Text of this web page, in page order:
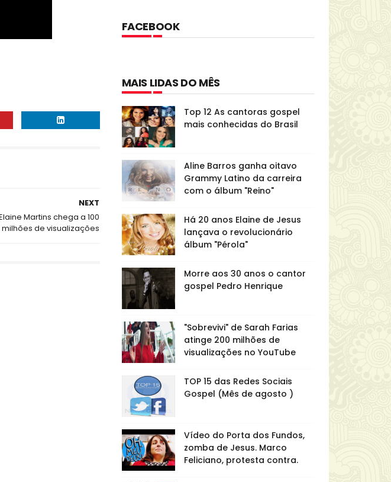
NEXT
Martins chega a 100
milhões de visualizações
FACEBOOK
MAIS LIDAS DO MÊS
Top 12 As cantoras gospel
mais conhecidas do Brasil
Aline Barros ganha oitavo
Grammy Latino da carreira
com o álbum "Reino"
Há 20 anos Elaine de Jesus
lançava o revolucionário
álbum "Pérola"
Morre aos 30 anos o cantor
gospel Pedro Henrique
"Sobrevivi" de Sarah Farias
atinge 200 milhões de
visualizações no YouTube
TOP 15 das Redes Sociais
Gospel (Mês de agosto )
Vídeo do Porta dos Fundos,
zomba de Jesus. Marco
Feliciano, protesta contra.